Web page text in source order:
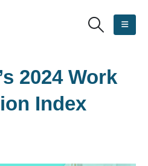
2024 Work
Index